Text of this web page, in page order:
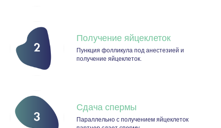
Получение яйцеклеток
Пункция фолликула под анестезией и
получение яйцеклеток.
Сдача спермы
Параллельно с получением яйцеклеток